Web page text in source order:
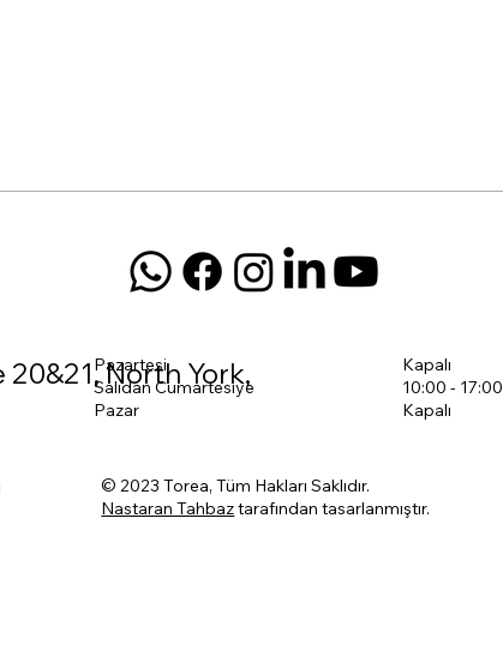
North York,
Pazartesi
Salıdan Cumartesiye
Pazar
Kapalı
10:00 - 17:00
Kapalı
© 2023 Torea, Tüm Hakları Saklıdır.
Nastaran Tahbaztarafından tasarlanmıştır.